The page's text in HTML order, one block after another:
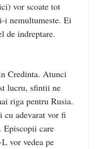
vor scoate tot
i nemultumeste. Ei
de indreptare.
Credinta. Atunci
lucru, sfintii ne
riga pentru Rusia.
cu adevarat vor fi
Episcopii care
vor vedea pe